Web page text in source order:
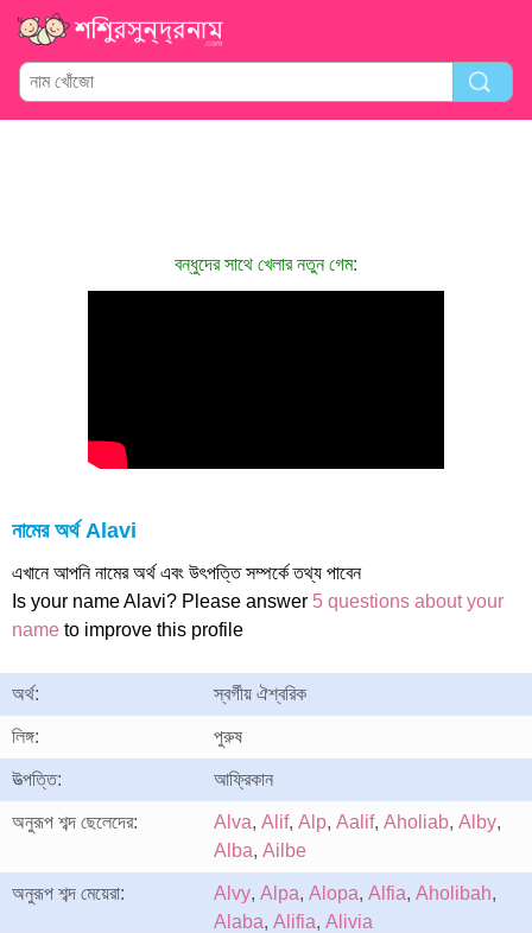
বন্ধুদের সাথে খেলার নতুন গেম:
নামের অর্থ Alavi
এখানে আপনি নামের অর্থ এবং উৎপত্তি সম্পর্কে তথ্য পাবেন
Is your name Alavi? Please answer 5 questions about your
name to improve this profile
অর্থ: স্বর্গীয় ঐশ্বরিক
লিঙ্গ: পুরুষ
উত্পত্তি: আফ্রিকান
অনুরূপ শব্দ ছেলেদের: Alva, Alif, Alp, Aalif, Aholiab, Alby,
Alba, Ailbe
অনুরূপ শব্দ মেয়েরা: Alvy, Alpa, Alopa, Alfia, Aholibah,
Alaba, Alifia, Alivia